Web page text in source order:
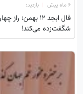
۶ ماه پیش | بازدید:
فال ابجد 12
شگفت‌زده می‌کند!